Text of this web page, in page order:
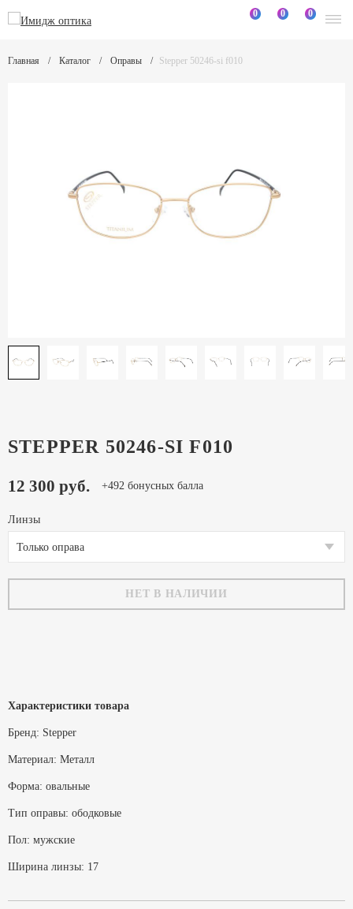
0 0 0
Главная Каталог Оправы Stepper 50246-si f010
STEPPER 50246-SI F010
12 300 руб. +492 бонусных балла
Линзы
Только оправа
НЕТ В НАЛИЧИИ
Характеристики товара
Бренд: Stepper
Материал: Металл
Форма: овальные
Тип оправы: ободковые
Пол: мужские
Ширина линзы: 17